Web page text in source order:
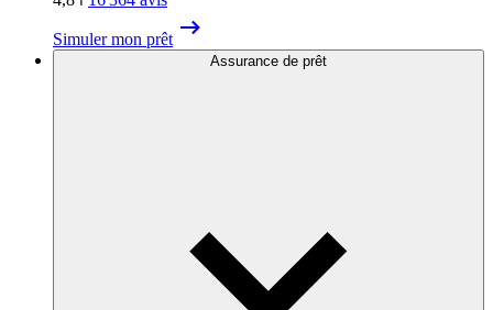
Simuler mon prêt
Assurance de prêt